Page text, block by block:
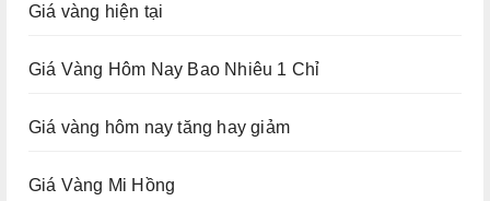
Giá vàng hiện tại
Giá Vàng Hôm Nay Bao Nhiêu 1 Chỉ
Giá vàng hôm nay tăng hay giảm
Giá Vàng Mi Hồng